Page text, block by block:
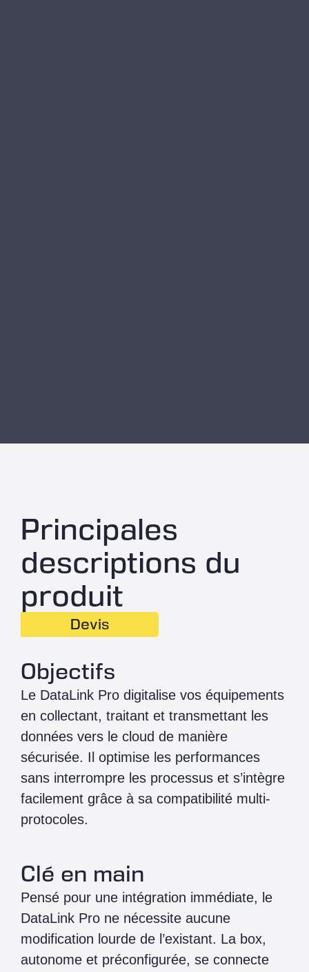
Principales
descriptions du
produit
Devis
Objectifs
Le DataLink Pro digitalise vos équipements
en collectant, traitant et transmettant les
données vers le cloud de manière
sécurisée. Il optimise les performances
sans interrompre les processus et s’intègre
facilement grâce à sa compatibilité multi-
protocoles.
Clé en main
Pensé pour une intégration immédiate, le
DataLink Pro ne nécessite aucune
modification lourde de l’existant. La box,
autonome et préconfigurée, se connecte